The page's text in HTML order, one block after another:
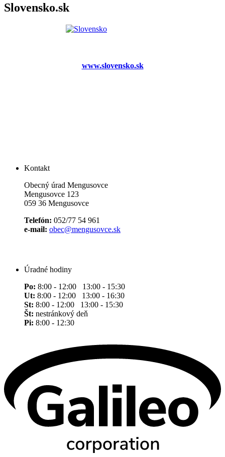
Slovensko.sk
www.slovensko.sk
Kontakt
Obecný úrad Mengusovce
Mengusovce 123
059 36 Mengusovce
Telefón: 052/77 54 961
e-mail: obec@mengusovce.sk
Úradné hodiny
Po: 8:00 - 12:00 13:00 - 15:30
Ut: 8:00 - 12:00 13:00 - 16:30
St: 8:00 - 12:00 13:00 - 15:30
Št: nestránkový deň
Pi: 8:00 - 12:30